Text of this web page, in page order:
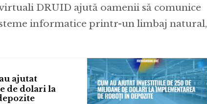
DRUID ajută oamenii să comunice
informatice printr-un limbaj natural,
au ajutat
de dolari la